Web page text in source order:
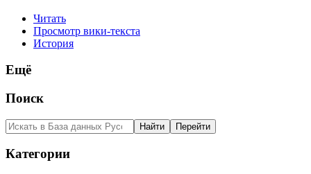
Читать
Просмотр вики-текста
История
Ещё
Поиск
Категории